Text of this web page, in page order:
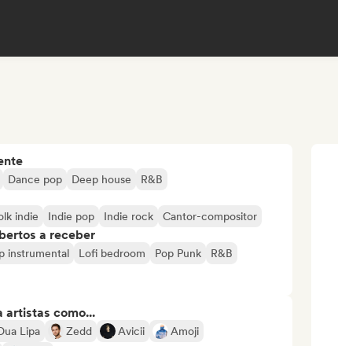
Dance pop Deep house R&B
indie Indie pop Indie rock Cantor-compositor
a receber
instrumental Lofi bedroom Pop Punk
R&B
artistas como...
Lipa Zedd Avicii
Amoji